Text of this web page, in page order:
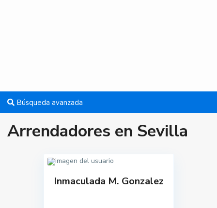
Búsqueda avanzada
Arrendadores en Sevilla
Inmaculada M. Gonzalez